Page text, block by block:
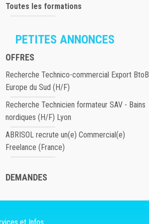
Toutes les formations
PETITES ANNONCES
OFFRES
Recherche Technico-commercial Export BtoB
Europe du Sud (H/F)
Recherche Technicien formateur SAV - Bains
nordiques (H/F) Lyon
ABRISOL recrute un(e) Commercial(e)
Freelance (France)
DEMANDES